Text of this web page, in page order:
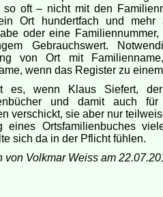
oft – nicht mit den
Ort hundertfach und
oder eine
Gebrauchswert.
von Ort mit
wenn das Register zu
es, wenn Klaus Siefert,
und damit auch
verschickt, sie aber nur
eines Ortsfamilienbuches
sich da in der Pflicht fühlen.
von Volkmar Weiss am